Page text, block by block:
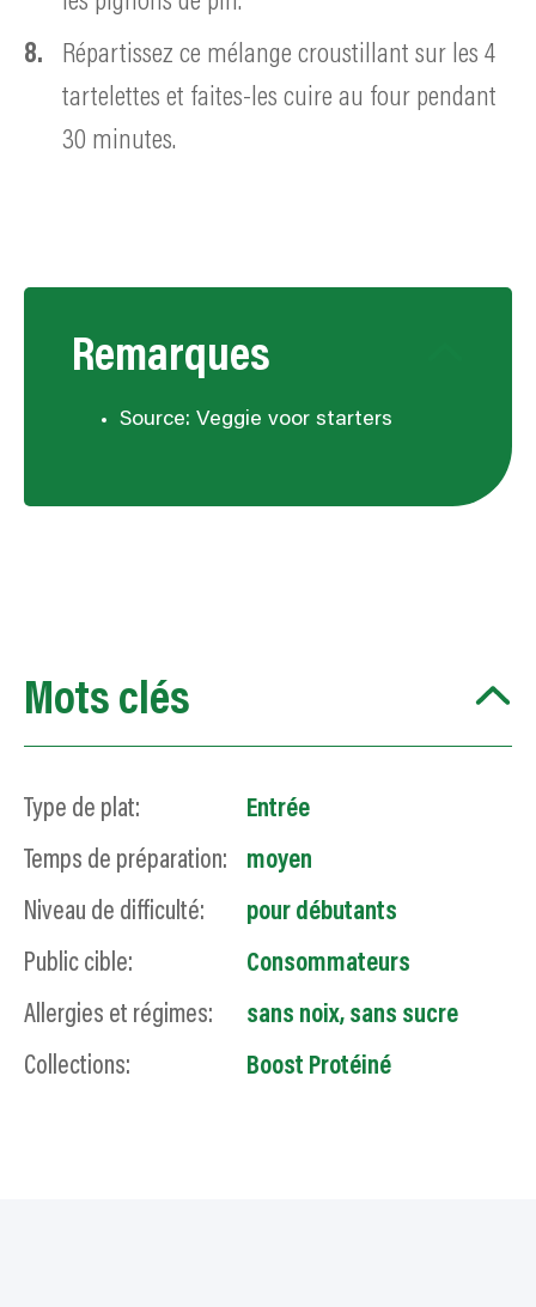
Répartissez ce mélange croustillant sur les 4
tartelettes et faites-les cuire au four pendant
30 minutes.
Remarques
Source: Veggie voor starters
Mots clés
Type de plat:
Entrée
Temps de préparation:
moyen
Niveau de difficulté:
pour débutants
Public cible:
Consommateurs
Allergies et régimes:
sans noix, sans sucre
Collections:
Boost Protéiné